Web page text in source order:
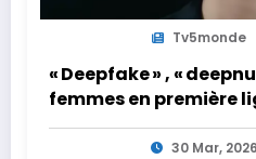
Tv5monde
« Deepfake » , «
femmes en première
dangers de
30 Mar,